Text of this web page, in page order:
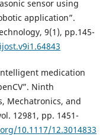
sensor using
application”.
9(1), pp.145-
medication
Ninth
Mechatronics, and
12981, pp. 1451-
10.1117/12.3014833